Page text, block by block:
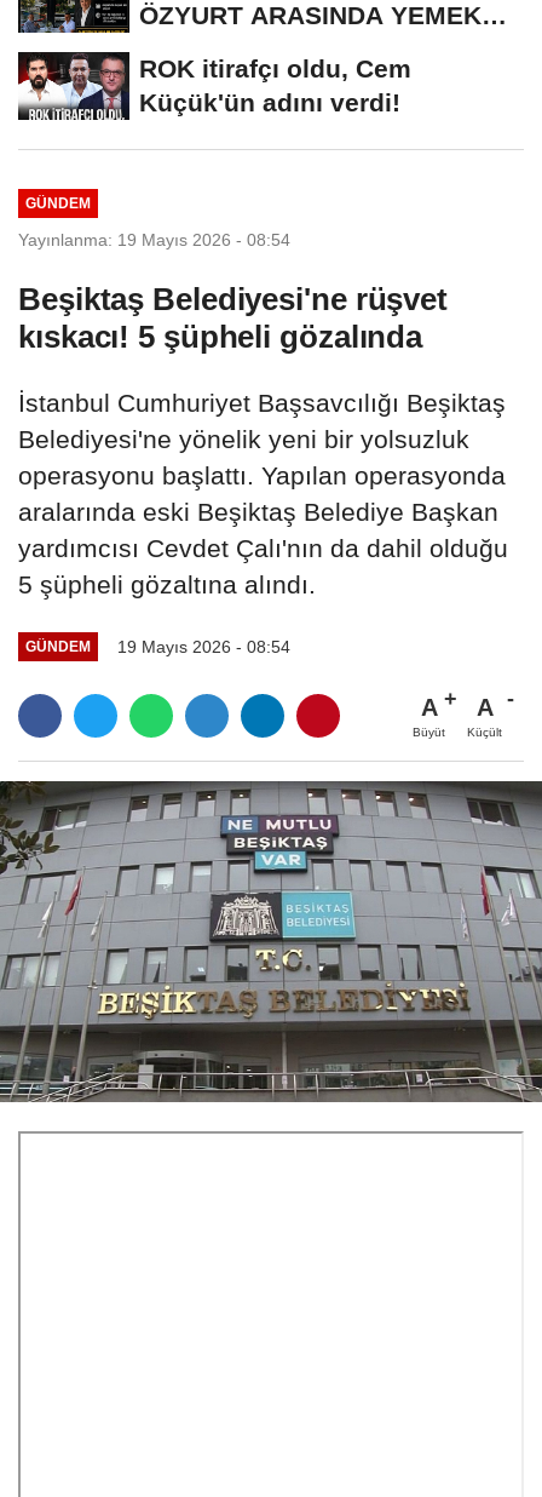
ÖZYURT ARASINDA YEMEK
ROK itirafçı oldu, Cem
Küçük'ün adını verdi!
GÜNDEM
Yayınlanma: 19 Mayıs 2026 - 08:54
Beşiktaş Belediyesi'ne rüşvet
kıskacı! 5 şüpheli gözalında
İstanbul Cumhuriyet Başsavcılığı Beşiktaş
Belediyesi'ne yönelik yeni bir yolsuzluk
operasyonu başlattı. Yapılan operasyonda
aralarında eski Beşiktaş Belediye Başkan
yardımcısı Cevdet Çalı'nın da dahil olduğu
5 şüpheli gözaltına alındı.
GÜNDEM 19 Mayıs 2026 - 08:54
A
Büyüt
A
Küçült